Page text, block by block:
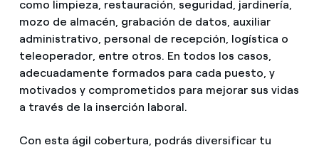
como limpieza, restauración, seguridad, jardinería,
mozo de almacén, grabación de datos, auxiliar
administrativo, personal de recepción, logística o
teleoperador, entre otros. En todos los casos,
adecuadamente formados para cada puesto, y
motivados y comprometidos para mejorar sus vidas
a través de la inserción laboral.
Con esta ágil cobertura, podrás diversificar tu